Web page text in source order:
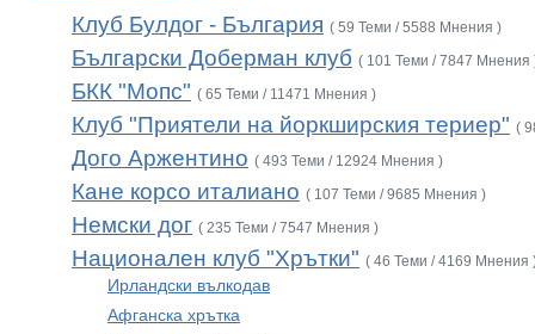
Клуб Булдог - България ( 59 Теми / 5588 Мнения )
Български Доберман клуб ( 101 Теми / 7847 Мнения
БКК "Мопс" ( 65 Теми / 11471 Мнения )
Клуб "Приятели на йоркширския териер" (
Дого Аржентино ( 493 Теми / 12924 Мнения )
Кане корсо италиано ( 107 Теми / 9685 Мнения )
Немски дог ( 235 Теми / 7547 Мнения )
Национален клуб "Хрътки" ( 46 Теми / 4169 Мнения
Ирландски вълкодав
Афганска хрътка